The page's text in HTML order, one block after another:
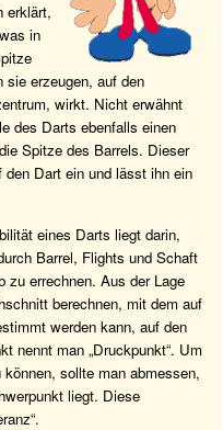
erklärt,
in
sie erzeugen, auf den
wirkt. Nicht erwähnt
des Darts ebenfalls einen
Spitze des Barrels. Dieser
Dart ein und lässt ihn ein
eines Darts liegt darin,
Barrel, Flights und Schaft
zu errechnen. Aus der Lage
berechnen, mit dem auf
werden kann, auf den
nennt man „Druckpunkt“. Um
sollte man abmessen,
liegt. Diese